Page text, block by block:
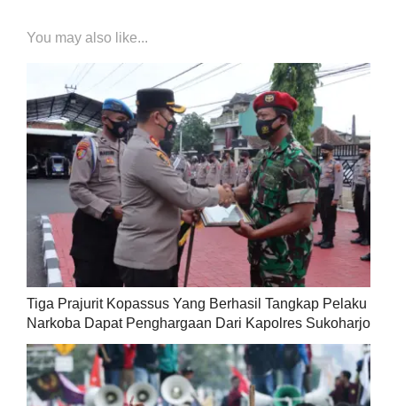
You may also like...
Tiga Prajurit Kopassus Yang Berhasil Tangkap Pelaku
Narkoba Dapat Penghargaan Dari Kapolres Sukoharjo